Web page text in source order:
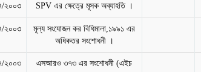
২০০৩ SPV এর ক্ষেত্রে মূসক অব্যাহতি ।
২০০৩
মূল্য সংযোজন কর বিধিমালা,১৯৯১ এর
অধিকতর সংশোধনী ।
২০০৩
এসআরও ৩৭৩ এর সংশোধনী (এইচ